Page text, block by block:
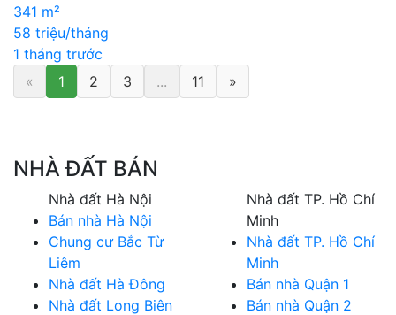
341 m²
58 triệu/tháng
1 tháng trước
«
1 2 3 ... 11 »
NHÀ ĐẤT BÁN
Nhà đất Hà Nội
Bán nhà Hà Nội
Chung cư Bắc Từ
Liêm
Nhà đất Hà Đông
Nhà đất Long Biên
Nhà đất TP. Hồ Chí
Minh
Nhà đất TP. Hồ Chí
Minh
Bán nhà Quận 1
Bán nhà Quận 2